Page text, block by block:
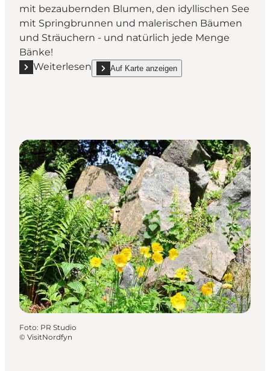
mit bezaubernden Blumen, den idyllischen See
mit Springbrunnen und malerischen Bäumen
und Sträuchern - und natürlich jede Menge
Bänke!
Weiterlesen
Mehr erfahren "Kongsdal offener Garten"
Auf Karte anzeigen
show Kongsdal offener Garten on_map
Foto: PR Studio
© VisitNordfyn